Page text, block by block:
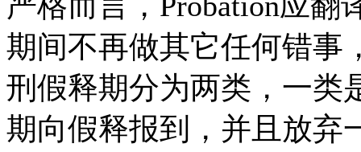
期间不再做其它任何错事
刑假释期分为两类，一类
期向假释报到，并且放弃